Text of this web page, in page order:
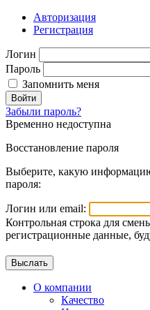
Авторизация
Регистрация
Логин
Пароль
Запомнить меня
Войти
Забыли пароль?
Временно недоступна
Восстановление пароля
Выберите, какую
пароля:
Логин или email:
Контрольная строка для
регистрационные данные,
О компании
Качество